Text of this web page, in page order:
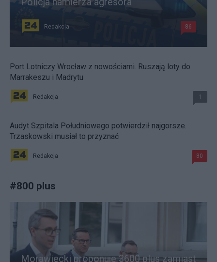
Redakcja 86
Port Lotniczy Wrocław z nowościami. Ruszają loty do
Marrakeszu i Madrytu
Redakcja 1
Audyt Szpitala Południowego potwierdził najgorsze.
Trzaskowski musiał to przyznać
Redakcja 80
#800 plus
Morawiecki proponuje 3600 plus zamiast